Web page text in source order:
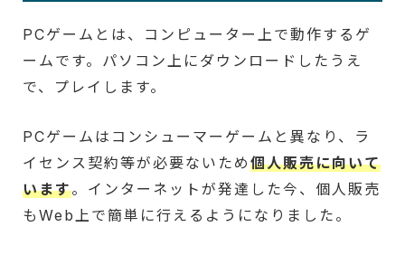
PCゲームとは、コンピューター上で動作するゲ
ームです。パソコン上にダウンロードしたうえ
で、プレイします。
PCゲームはコンシューマーゲームと異なり、ラ
イセンス契約等が必要ないため 個人販売に向いて
います。インターネットが発達した今、個人販売
もWeb上で簡単に行えるようになりました。